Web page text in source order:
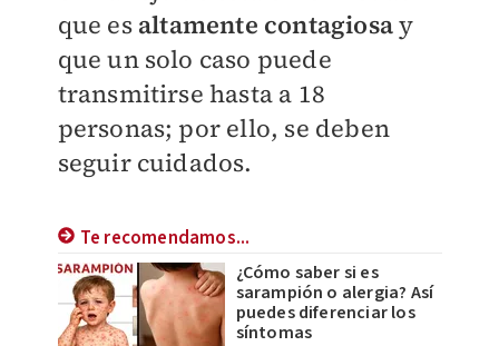
que es altamente contagiosay
que un solo caso puede
transmitirse hasta a 18
personas; por ello, se deben
seguir cuidados.
Te recomendamos...
¿Cómo saber si es
sarampión o alergia? Así
puedes diferenciar los
síntomas